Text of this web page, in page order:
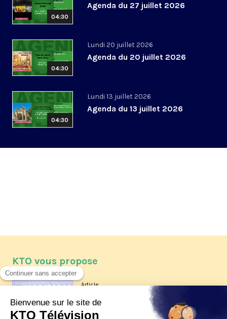
04:30
Agenda du 27 juillet 2026
04:30
Lundi 20 juillet 2026
Agenda du 20 juillet 2026
04:30
Lundi 13 juillet 2026
Agenda du 13 juillet 2026
KTO vous propose
Article
Les reportages d'été 2026 de KTO